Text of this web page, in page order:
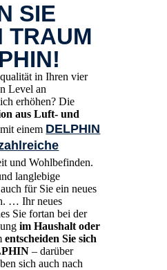
SIE
TRAUM
in Ihren vier
Level an
erhöhen? Die
aus Luft- und
mit einem DELPHIN
und Wohlbefinden.
langlebige
für Sie ein neues
… Ihr neues
Sie fortan bei der
im Haushalt oder
entscheiden Sie sich
– darüber
sich auch nach